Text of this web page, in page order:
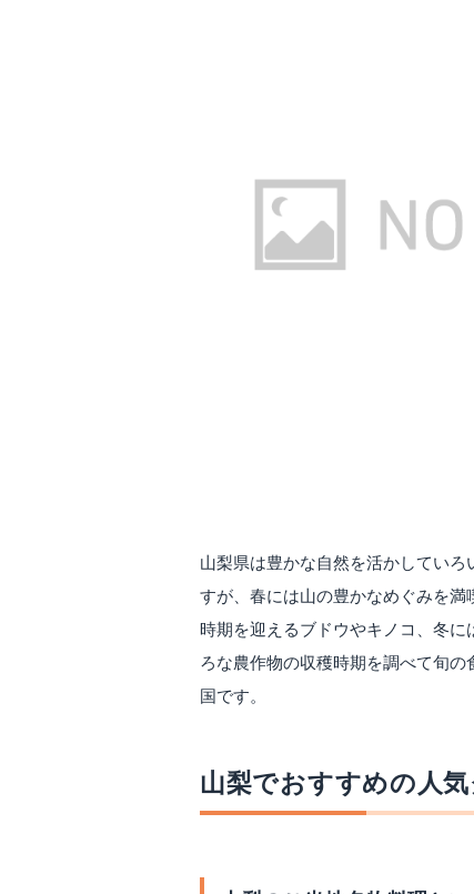
山梨県は豊かな自然を活かしてい
すが、春には山の豊かなめぐみを
時期を迎えるブドウやキノコ、冬
ろな農作物の収穫時期を調べて旬
国です。
山梨でおすすめの人